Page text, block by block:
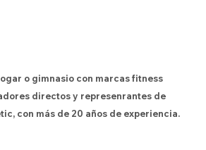
o gimnasio con marcas fitness
directos y represenrantes de
con más de 20 años de experiencia.